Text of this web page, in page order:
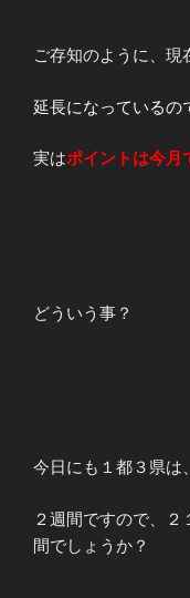
ご存知のように、現
延長になっているの
実はポイントは今月
どういう事？
今日にも１都３県は
２週間ですので、
間でしょうか？